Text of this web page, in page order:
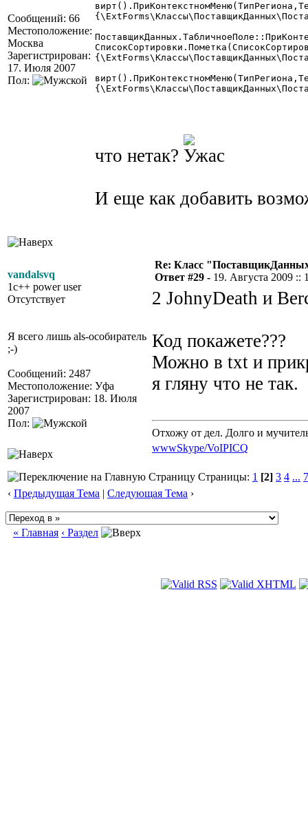
Сообщений: 66
Местоположение:
Москва
Зарегистрирован:
17. Июля 2007
Пол:
ПоставщикДанных.ТабличноеПоле::ПриКонтекстномМеню(Число ТипРегиона=3,
что нетак?
И еще как добавить
vandalsvq
1c++ power user
Отсутствует
Я всего лишь als-особиратель
;-)
Сообщений: 2487
Местоположение: Уфа
Зарегистрирован: 18. Июля
2007
Пол:
Re: Класс
Ответ #29 - 19. Августа 2009 ::
2 JohnyDeath и
Код покажете???
Можно в txt и
я гляну что не так.
Отхожу от дел. Долго и
wwwSkype/VoIPICQ
Страницы: 1 [2] 3 4 ...
‹ Предыдущая Тема | Следующая Тема ›
« Главная ‹ Раздел